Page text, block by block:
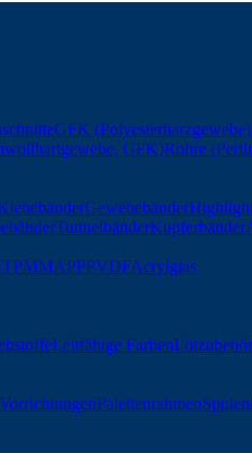
GFK
GFK)Rohre
Gewebebänder
TunnelbänderKupferbänder
PMMAPPPVDFAcrylglas
Leitfähige FarbenLötzubehör
Palettenrahmen